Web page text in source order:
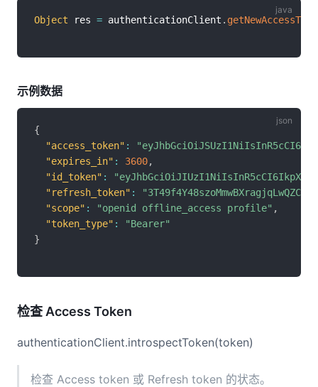
Object res = authenticationClient .
示例数据
{
"access_token" :
"expires_in" : 3600,
"id_token" :
"refresh_token" :
"scope" : "openid offline_access profile" ,
"token_type" :
"Bearer"
}
检查 Access Token
authenticationClient.introspectToken(token)
检查 Access token 或 Refresh token 的状态。